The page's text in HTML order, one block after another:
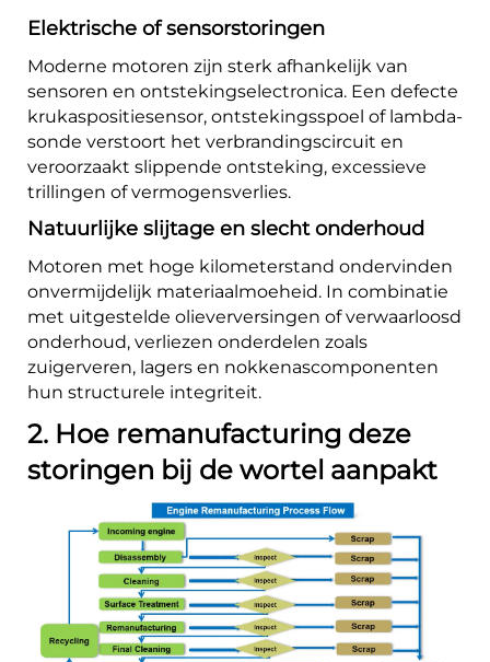
Elektrische of sensorstoringen
Moderne motoren zijn sterk afhankelijk van
sensoren en ontstekingselectronica. Een defecte
krukaspositiesensor, ontstekingsspoel of lambda-
sonde verstoort het verbrandingscircuit en
veroorzaakt slippende ontsteking, excessieve
trillingen of vermogensverlies.
Natuurlijke slijtage en slecht onderhoud
Motoren met hoge kilometerstand ondervinden
onvermijdelijk materiaalmoeheid. In combinatie
met uitgestelde olieverversingen of verwaarloosd
onderhoud, verliezen onderdelen zoals
zuigerveren, lagers en nokkenascomponenten
hun structurele integriteit.
2. Hoe remanufacturing deze
storingen bij de wortel aanpakt